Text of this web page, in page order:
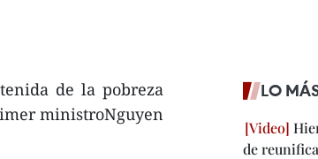
de la pobreza
ministroNguyen
LO
de